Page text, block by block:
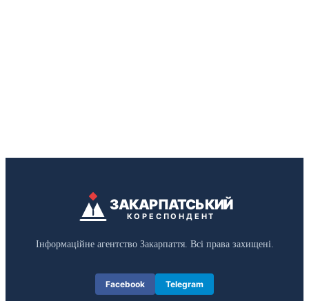
ЗАКАРПАТСЬКИЙ
КОРЕСПОНДЕНТ
Інформаційне агентство Закарпаття. Всі права захищені.
Facebook Telegram